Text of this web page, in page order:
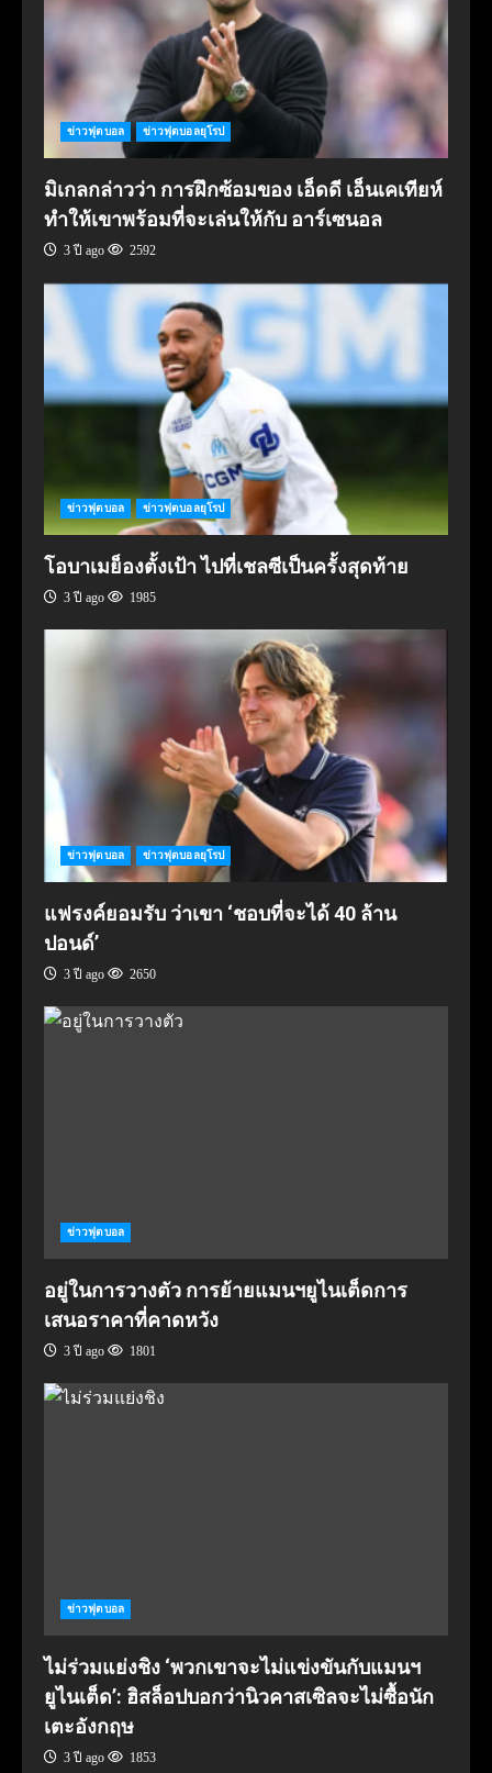
ข่าวฟุตบอล ข่าวฟุตบอลยุโรป
มิเกลกล่าวว่า การฝึกซ้อมของ เอ็ดดี เอ็นเคเทียห์
ทำให้เขาพร้อมที่จะเล่นให้กับ อาร์เซนอล
3 ปี ago 2592
ข่าวฟุตบอล ข่าวฟุตบอลยุโรป
โอบาเมย็องตั้งเป้า ไปที่เชลซีเป็นครั้งสุดท้าย
3 ปี ago 1985
ข่าวฟุตบอล ข่าวฟุตบอลยุโรป
แฟรงค์ยอมรับ ว่าเขา ‘ชอบที่จะได้ 40 ล้าน
ปอนด์’
3 ปี ago 2650
ข่าวฟุตบอล
อยู่ในการวางตัว การย้ายแมนฯยูไนเต็ดการ
เสนอราคาที่คาดหวัง
3 ปี ago 1801
ข่าวฟุตบอล
ไม่ร่วมแย่งชิง ‘พวกเขาจะไม่แข่งขันกับแมนฯ
ยูไนเต็ด’: ฮิสล็อปบอกว่านิวคาสเซิลจะไม่ซื้อนัก
เตะอังกฤษ
3 ปี ago 1853